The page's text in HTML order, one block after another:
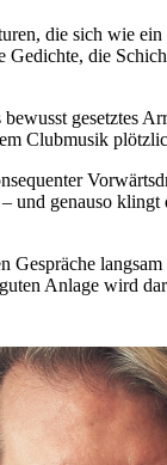
die sich wie
die
gesetztes
Clubmusik
und genauso klingt
Anlage wird